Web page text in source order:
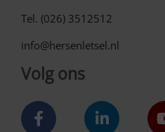
Tel. (026) 3512512
info@hersenletsel.nl
Volg ons